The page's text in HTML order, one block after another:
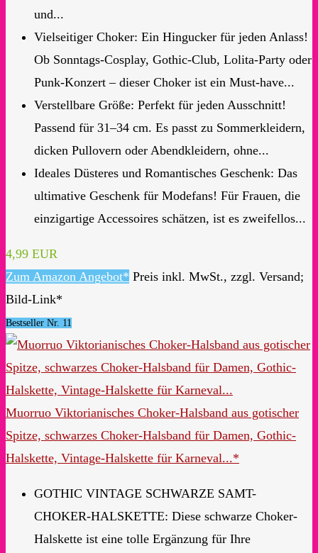
und...
Vielseitiger Choker: Ein Hingucker für jeden Anlass!
Ob Sonntags-Cosplay, Gothic-Club, Lolita-Party oder
Punk-Konzert – dieser Choker ist ein Must-have...
Verstellbare Größe: Perfekt für jeden Ausschnitt!
Passend für 31–34 cm. Es passt zu Sommerkleidern,
dicken Pullovern oder Abendkleidern, ohne...
Ideales Düsteres und Romantisches Geschenk: Das
ultimative Geschenk für Modefans! Für Frauen, die
einzigartige Accessoires schätzen, ist es zweifellos...
4,99 EUR
Zum Amazon Angebot* Preis inkl. MwSt., zzgl. Versand;
Bild-Link*
Bestseller Nr. 11
Muorruo Viktorianisches Choker-Halsband aus gotischer
Spitze, schwarzes Choker-Halsband für Damen, Gothic-
Halskette, Vintage-Halskette für Karneval...*
GOTHIC VINTAGE SCHWARZE SAMT-
CHOKER-HALSKETTE: Diese schwarze Choker-
Halskette ist eine tolle Ergänzung für Ihre